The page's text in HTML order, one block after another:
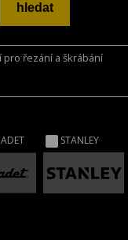
pro řezání a škrábání
STANLEY